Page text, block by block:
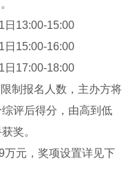
13:00-15:00
15:00-16:00
17:00-18:00
制报名人数，主办方将
评后得分，由高到低
奖。
元，奖项设置详见下